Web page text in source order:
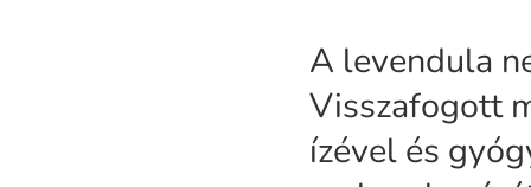
A levendula
Visszafogott
ízével és